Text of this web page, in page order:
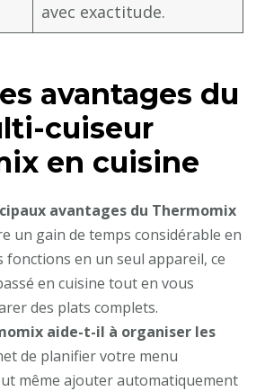
avec exactitude.
avantages du
cuiseur
en cuisine
avantages du Thermomix
un gain de temps considérable en
en un seul appareil, ce
en cuisine tout en vous
des plats complets.
aide-t-il à organiser les
de planifier votre menu
même ajouter automatiquement